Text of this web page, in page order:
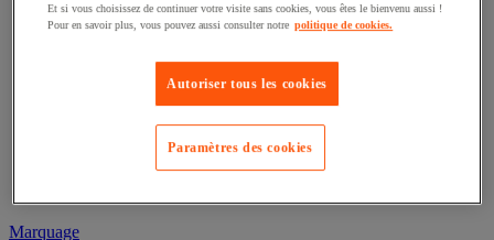
Instrument de mesure de laboratoire
Mesure de distance
Mesure de l'environnement
Mesure d'électricité
Mesure topographique
Mesureur et détecteur d'épaisseur
Marquage
Et si vous choisissez de continuer votre visite sans cookies, vous êtes le bienvenu aussi !
Pour en savoir plus, vous pouvez aussi consulter notre politique de cookies.
Autoriser tous les cookies
Paramètres des cookies